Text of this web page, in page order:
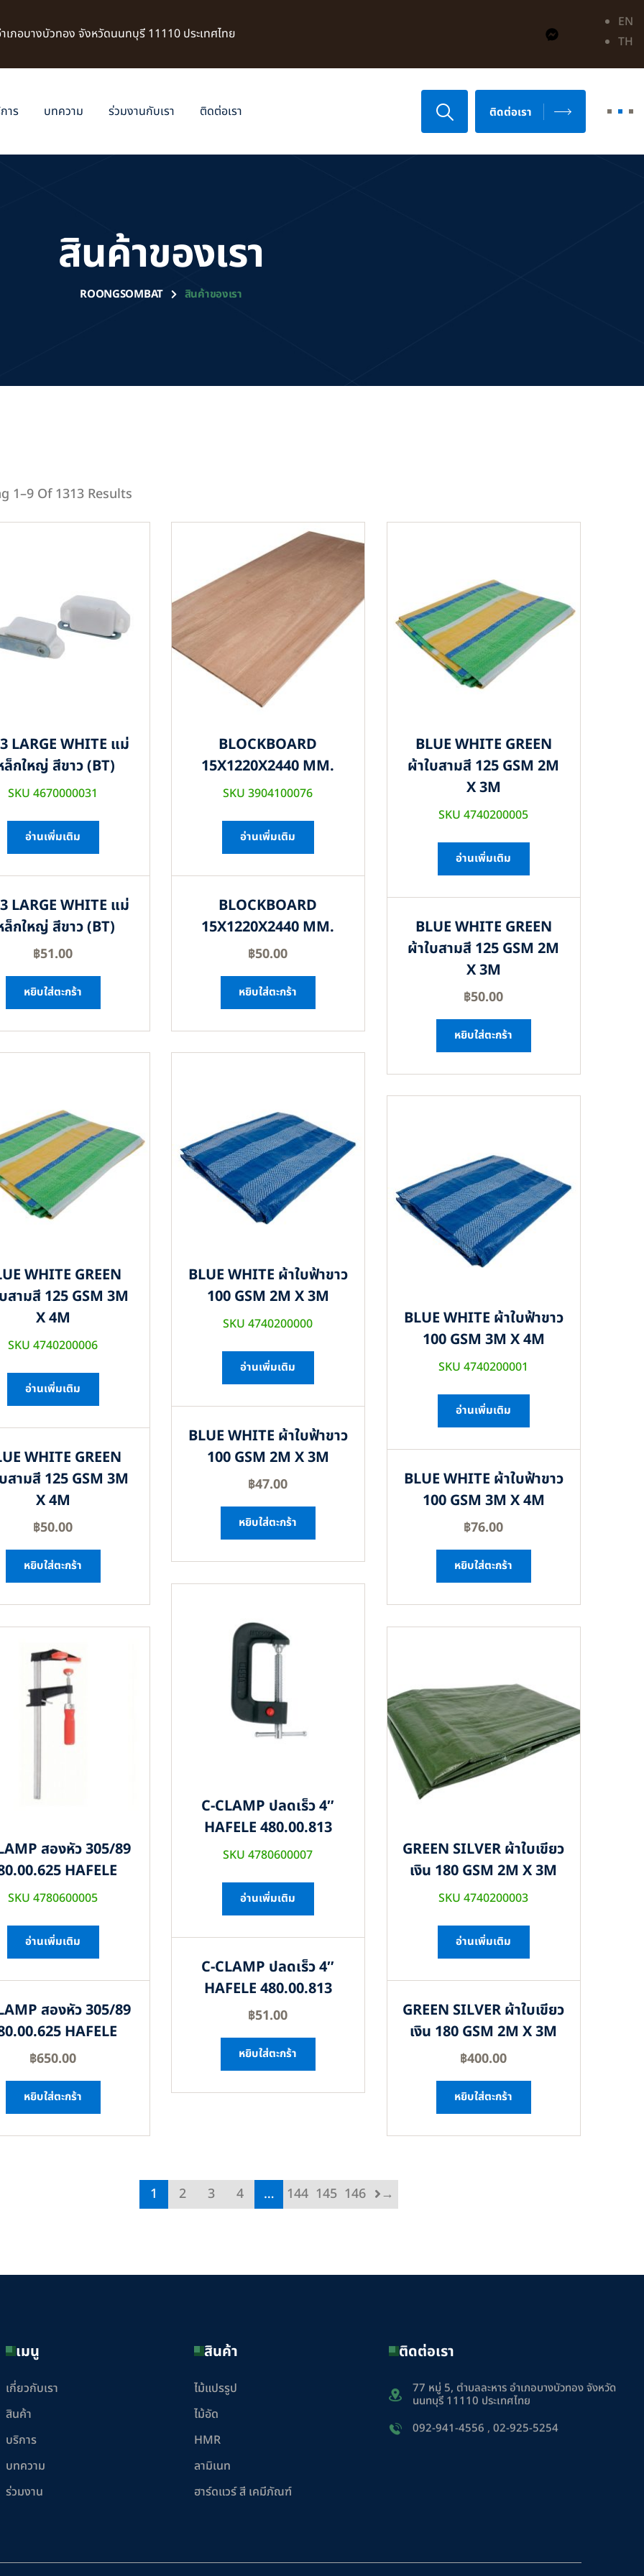
เภอบางบัวทอง จังหวัดนนทบุรี 11110 ประเทศไทย
EN
TH
าร บทความ ร่วมงานกับเรา ติดต่อเรา ติดต่อเรา
สินค้าของเรา
ROONGSOMBAT สินค้าของเรา
1–9 Of 1313 Results
LARGE WHITE แม่
ล็กใหญ่ สีขาว (BT)
SKU 4670000031
อ่านเพิ่มเติม
LARGE WHITE แม่
ล็กใหญ่ สีขาว (BT)
฿51.00
หยิบใส่ตะกร้า
BLOCKBOARD
15X1220X2440 MM.
SKU 3904100076
อ่านเพิ่มเติม
BLOCKBOARD
15X1220X2440 MM.
฿50.00
หยิบใส่ตะกร้า
BLUE WHITE GREEN
ผ้าใบสามสี 125 GSM 2M
X 3M
SKU 4740200005
อ่านเพิ่มเติม
BLUE WHITE GREEN
ผ้าใบสามสี 125 GSM 2M
X 3M
฿50.00
หยิบใส่ตะกร้า
WHITE GREEN
สามสี 125 GSM 3M
X 4M
SKU 4740200006
อ่านเพิ่มเติม
WHITE GREEN
สามสี 125 GSM 3M
X 4M
฿50.00
หยิบใส่ตะกร้า
BLUE WHITE ผ้าใบฟ้าขาว
100 GSM 2M X 3M
SKU 4740200000
อ่านเพิ่มเติม
BLUE WHITE ผ้าใบฟ้าขาว
100 GSM 2M X 3M
฿47.00
หยิบใส่ตะกร้า
BLUE WHITE ผ้าใบฟ้าขาว
100 GSM 3M X 4M
SKU 4740200001
อ่านเพิ่มเติม
BLUE WHITE ผ้าใบฟ้าขาว
100 GSM 3M X 4M
฿76.00
หยิบใส่ตะกร้า
C-CLAMP ปลดเร็ว 4″
HAFELE 480.00.813
SKU 4780600007
อ่านเพิ่มเติม
C-CLAMP ปลดเร็ว 4″
HAFELE 480.00.813
฿51.00
หยิบใส่ตะกร้า
สองหัว 305/89
HAFELE
SKU 4780600005
อ่านเพิ่มเติม
สองหัว 305/89
HAFELE
฿650.00
หยิบใส่ตะกร้า
GREEN SILVER ผ้าใบเขียว
เงิน 180 GSM 2M X 3M
SKU 4740200003
อ่านเพิ่มเติม
GREEN SILVER ผ้าใบเขียว
เงิน 180 GSM 2M X 3M
฿400.00
หยิบใส่ตะกร้า
1 2 3 4 … 144 145 146 →
เมนู
เกี่ยวกับเรา
สินค้า
บริการ
บทความ
ร่วมงาน
สินค้า
ไม้แปรรูป
ไม้อัด
HMR
ลามิเนท
ฮาร์ดแวร์ สี เคมีภัณฑ์
ติดต่อเรา
77 หมู่ 5, ตำบลละหาร อำเภอบางบัวทอง จังหวัด
นนทบุรี 11110 ประเทศไทย
092-941-4556 ,02-925-5254